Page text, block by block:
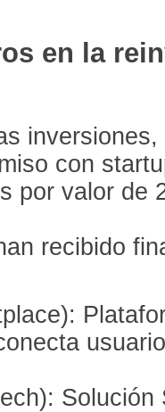
en la
con
por valor de
recibido